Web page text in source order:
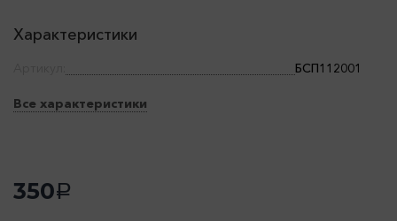
Характеристики
БСП112001
Все характеристики
350a